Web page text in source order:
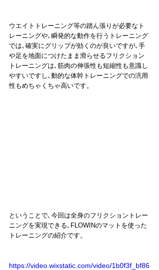
ウエイトトレーニング等の踏ん張りが必要なト
レーニングや､瞬発的な動作を行うトレーニング
では､確実にグリップが効くのが良いですが､手
や足を地面につけたまま滑らせるフリクション
トレーニングは､筋肉の伸張性も短縮性も意識し
やすいですし､動的な体幹トレーニングでの汎用
性もめちゃくちゃ高いです。
ということで､今回は全身のフリクショントレー
ニングを実現できる､FLOWINのマットを使った
トレーニングの紹介です。
https://video.wixstatic.com/video/1b0f3f_bf86